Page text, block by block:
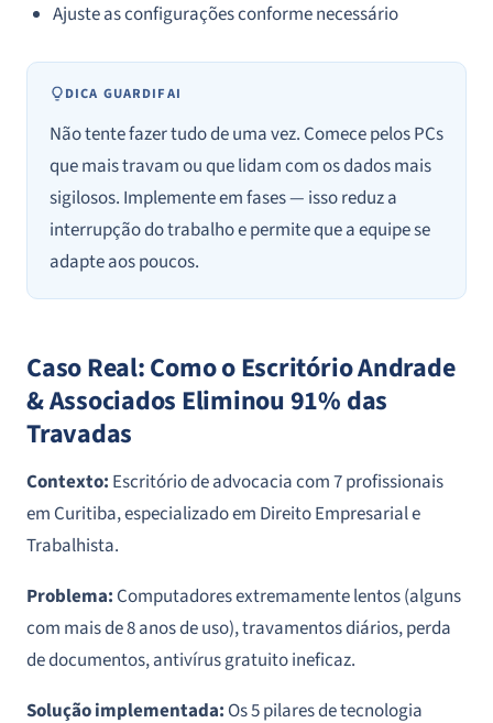
Ajuste as configurações conforme necessário
DICA GUARDIFAI
Não tente fazer tudo de uma vez. Comece pelos PCs
que mais travam ou que lidam com os dados mais
sigilosos. Implemente em fases — isso reduz a
interrupção do trabalho e permite que a equipe se
adapte aos poucos.
Caso Real: Como o Escritório Andrade
& Associados Eliminou 91% das
Travadas
Contexto: Escritório de advocacia com 7 profissionais
em Curitiba, especializado em Direito Empresarial e
Trabalhista.
Problema: Computadores extremamente lentos (alguns
com mais de 8 anos de uso), travamentos diários, perda
de documentos, antivírus gratuito ineficaz.
Solução implementada: Os 5 pilares de tecnologia